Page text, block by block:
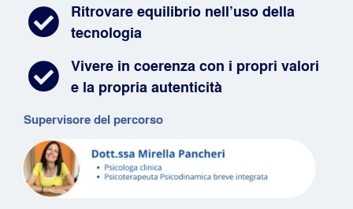
Ritrovare equilibrio nell’uso della
tecnologia
Vivere in coerenza con i propri valori
e la propria autenticità
Supervisore del percorso